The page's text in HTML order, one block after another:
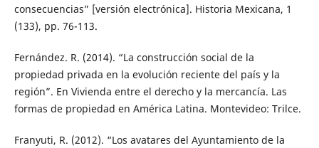
consecuencias” [versión electrónica]. Historia Mexicana, 1
(133), pp. 76-113.
Fernández. R. (2014). “La construcción social de la
propiedad privada en la evolución reciente del país y la
región”. En Vivienda entre el derecho y la mercancía. Las
formas de propiedad en América Latina. Montevideo: Trilce.
Franyuti, R. (2012). “Los avatares del Ayuntamiento de la